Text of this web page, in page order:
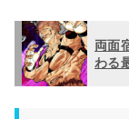
両面
わる